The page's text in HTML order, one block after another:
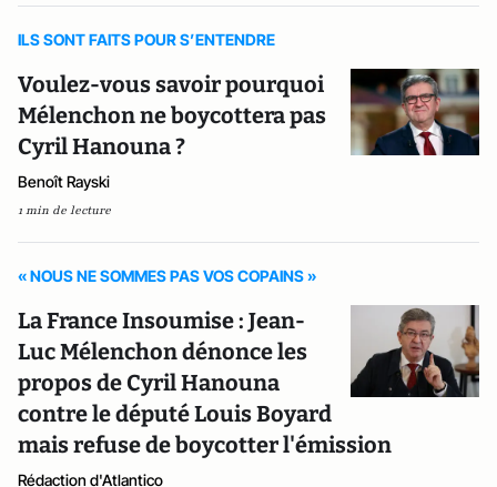
ILS SONT FAITS POUR S’ENTENDRE
Voulez-vous savoir pourquoi
Mélenchon ne boycottera pas
Cyril Hanouna ?
Benoît Rayski
1 min de lecture
« NOUS NE SOMMES PAS VOS COPAINS »
La France Insoumise : Jean-
Luc Mélenchon dénonce les
propos de Cyril Hanouna
contre le député Louis Boyard
mais refuse de boycotter l'émission
Rédaction d'Atlantico